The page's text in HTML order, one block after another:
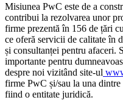
Misiunea PwC este de a
contribui la rezolvarea unor
firme prezentă în 156 de țări
ce oferă servicii de calitate în
și consultanței pentru afaceri.
importante pentru
despre noi vizitând site-ul
firme PwC și/sau la una
fiind o entitate juridică.